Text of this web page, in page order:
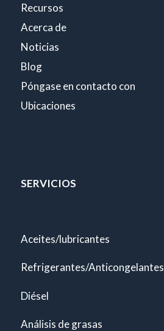
Recursos
Acerca de
Noticias
Blog
Póngase en contacto con
Ubicaciones
SERVICIOS
Aceites/lubricantes
Refrigerantes/Anticongelantes
Diésel
Análisis de grasas